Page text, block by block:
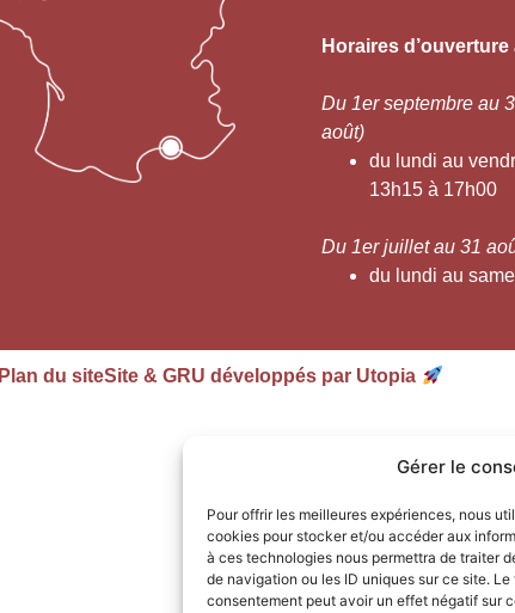
Gérer le
Pour offrir les meilleures expériences, nous
cookies pour stocker et/ou accéder aux
à ces technologies nous permettra de traiter
de navigation ou les ID uniques sur ce site.
consentement peut avoir un effet négatif sur
Horaires
Du 1er septembre au
août)
du lundi au
13h15 à 17h00
Du 1er juillet au 31
du lundi au
Plan du siteSite & GRU développés par Utopia